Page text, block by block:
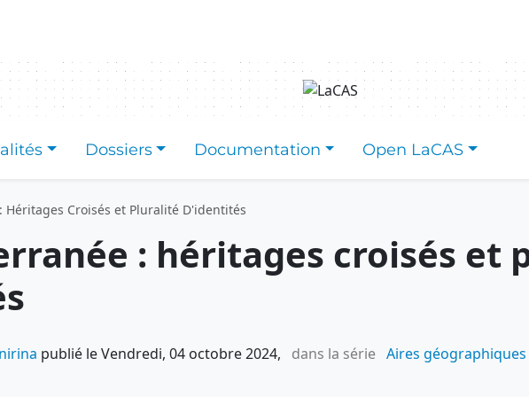
Dossiers Documentation Open LaCAS
Héritages Croisés et Pluralité D'identités
: héritages croisés et
publié le Vendredi, 04 octobre 2024, dans la série Aires géographiques